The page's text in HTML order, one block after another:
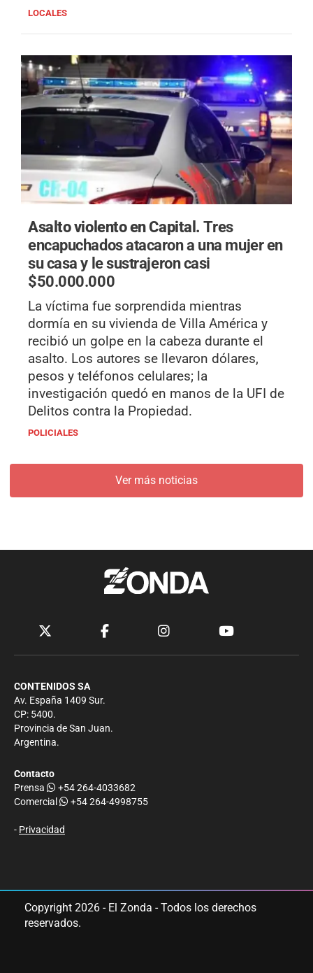
LOCALES
Asalto violento en Capital.Tres
encapuchados atacaron a una mujer en
su casa y le sustrajeron casi
$50.000.000
La víctima fue sorprendida mientras
dormía en su vivienda de Villa América y
recibió un golpe en la cabeza durante el
asalto. Los autores se llevaron dólares,
pesos y teléfonos celulares; la
investigación quedó en manos de la UFI de
Delitos contra la Propiedad.
POLICIALES
Ver más noticias
CONTENIDOS SA
Av. España 1409 Sur.
CP: 5400.
Provincia de San Juan.
Argentina.
Contacto
Prensa
+54 264-4033682
Comercial
+54 264-4998755
- Privacidad
Copyright 2026 - El Zonda - Todos los derechos
reservados.